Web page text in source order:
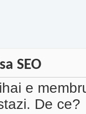
SEO
e
De ce?